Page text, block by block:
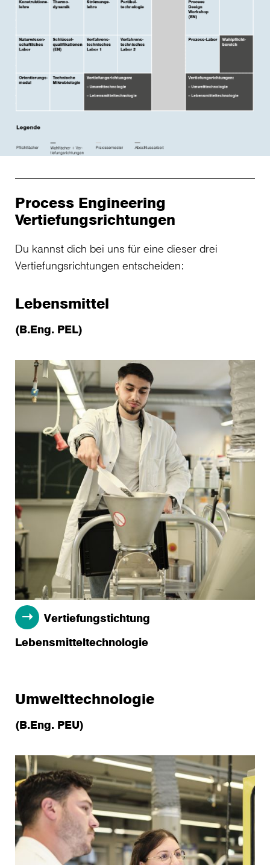
Process Engineering
Vertiefungsrichtungen
Du kannst dich bei uns für eine dieser drei
Vertiefungsrichtungen entscheiden:
Lebensmittel
(B.Eng. PEL)
Vertiefungstichtung
Lebensmitteltechnologie
Umwelttechnologie
(B.Eng. PEU)